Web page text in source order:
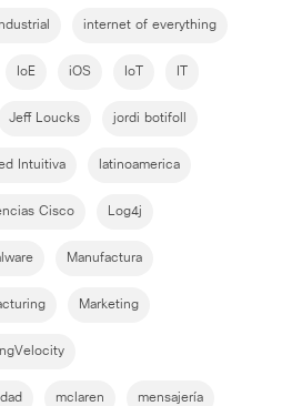
internet of everything
IoE iOS IoT
Jeff Loucks jordi botifoll
Intuitiva latinoamerica
Cisco Log4j
Manufactura
Marketing
mclaren mensajería